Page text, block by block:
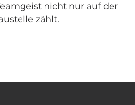
nicht nur auf der
zählt.